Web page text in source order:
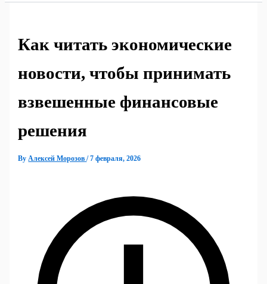
Как читать экономические
новости, чтобы принимать
взвешенные финансовые
решения
ByАлексей Морозов/7 февраля, 2026